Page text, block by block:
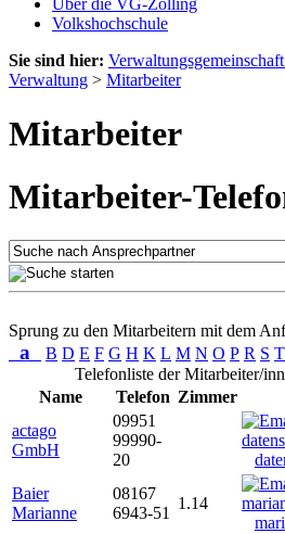
Über die VG-Zolling
Volkshochschule
Sie sind hier:
Verwaltung > Mitarbeiter
Mitarbeiter
Mitarbeiter-
Sprung zu den Mitarbeitern mit dem
a B D E F G H K L M N O P R S T
Telefonliste der Mitarbeiter/
Name
Telefon Zimmer
actago
GmbH
09951
99990-
20
Baier
Marianne
08167
6943-51
1.14